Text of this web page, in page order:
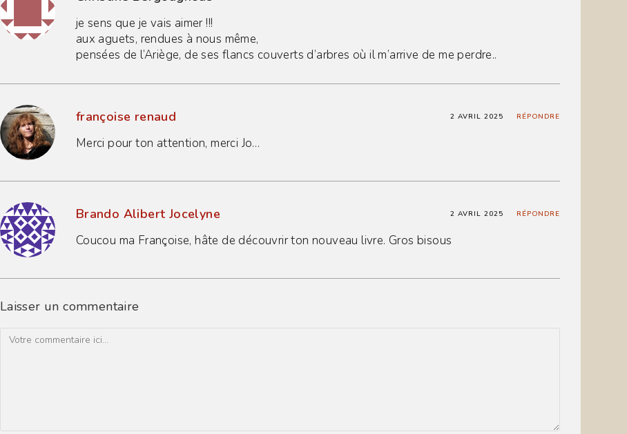
je sens que je vais aimer !!!
aux aguets, rendues à nous même,
pensées de l’Ariège, de ses flancs couverts d’arbres où il m’arrive de me perdre..
françoise renaud 2 AVRIL 2025 RÉPONDRE
Merci pour ton attention, merci Jo…
Brando Alibert Jocelyne 2 AVRIL 2025 RÉPONDRE
Coucou ma Françoise, hâte de découvrir ton nouveau livre. Gros bisous
Laisser un commentaire
Comment